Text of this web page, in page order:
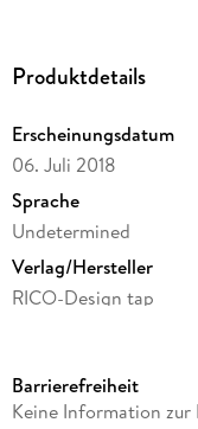
Produktdetails
Erscheinungsdatum
06. Juli 2018
Sprache
Undetermined
Verlag/Hersteller
RICO-Design tap
Gewicht
Barrierefreiheit
Keine Information